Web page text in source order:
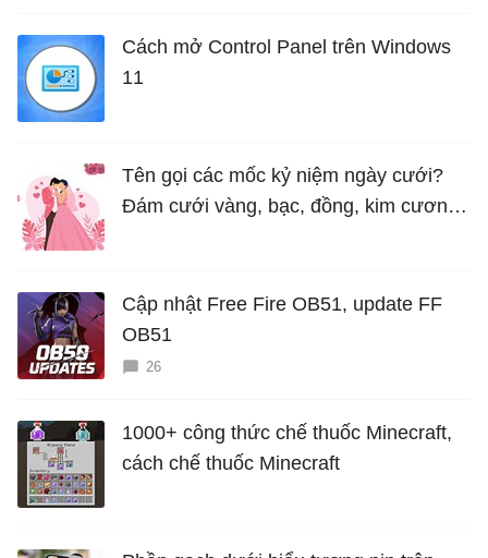
Cách mở Control Panel trên Windows
11
Tên gọi các mốc kỷ niệm ngày cưới?
Đám cưới vàng, bạc, đồng, kim cương
Cập nhật Free Fire OB51, update FF
OB51
26
1000+ công thức chế thuốc Minecraft,
cách chế thuốc Minecraft